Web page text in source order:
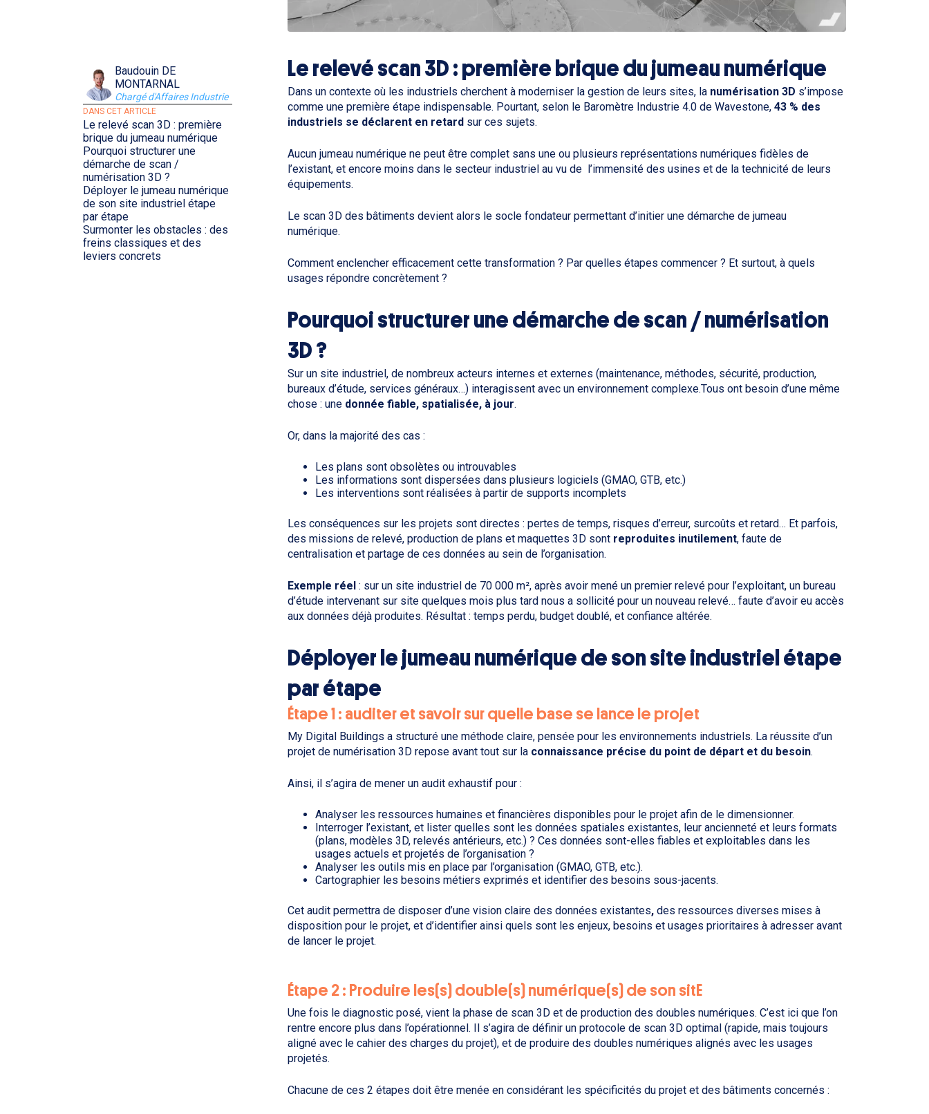
Baudouin DE
MONTARNAL
Chargé d'Affaires Industrie
DANS CET ARTICLE
Le relevé scan 3D : première
brique du jumeau numérique
Pourquoi structurer une
démarche de scan /
numérisation 3D ?
Déployer le jumeau numérique
de son site industriel étape
par étape
Surmonter les obstacles : des
freins classiques et des
leviers concrets
Le relevé scan 3D : première brique du jumeau numérique
Dans un contexte où les industriels cherchent à moderniser la gestion de leurs sites, la numérisation 3D s’impose
comme une première étape indispensable. Pourtant, selon le Baromètre Industrie 4.0 de Wavestone, 43 % des
industriels se déclarent en retard sur ces sujets.
Aucun jumeau numérique ne peut être complet sans une ou plusieurs représentations numériques fidèles de
l’existant, et encore moins dans le secteur industriel au vu de l’immensité des usines et de la technicité de leurs
équipements.
Le scan 3D des bâtiments devient alors le socle fondateur permettant d’initier une démarche de jumeau
numérique.
Comment enclencher efficacement cette transformation ? Par quelles étapes commencer ? Et surtout, à quels
usages répondre concrètement ?
Pourquoi structurer une démarche de scan / numérisation
3D ?
Sur un site industriel, de nombreux acteurs internes et externes (maintenance, méthodes, sécurité, production,
bureaux d’étude, services généraux…) interagissent avec un environnement complexe.Tous ont besoin d’une même
chose : une donnée fiable, spatialisée, à jour.
Or, dans la majorité des cas :
Les plans sont obsolètes ou introuvables
Les informations sont dispersées dans plusieurs logiciels (GMAO, GTB, etc.)
Les interventions sont réalisées à partir de supports incomplets
Les conséquences sur les projets sont directes : pertes de temps, risques d’erreur, surcoûts et retard… Et parfois,
des missions de relevé, production de plans et maquettes 3D sont reproduites inutilement, faute de
centralisation et partage de ces données au sein de l’organisation.
Exemple réel : sur un site industriel de 70 000 m², après avoir mené un premier relevé pour l’exploitant, un bureau
d’étude intervenant sur site quelques mois plus tard nous a sollicité pour un nouveau relevé… faute d’avoir eu accès
aux données déjà produites. Résultat : temps perdu, budget doublé, et confiance altérée.
Déployer le jumeau numérique de son site industriel étape
par étape
Étape 1 : auditer et savoir sur quelle base se lance le projet
My Digital Buildings a structuré une méthode claire, pensée pour les environnements industriels. La réussite d’un
projet de numérisation 3D repose avant tout sur la connaissance précise du point de départ et du besoin.
Ainsi, il s’agira de mener un audit exhaustif pour :
Analyser les ressources humaines et financières disponibles pour le projet afin de le dimensionner.
Interroger l’existant, et lister quelles sont les données spatiales existantes, leur ancienneté et leurs formats
(plans, modèles 3D, relevés antérieurs, etc.) ? Ces données sont-elles fiables et exploitables dans les
usages actuels et projetés de l’organisation ?
Analyser les outils mis en place par l’organisation (GMAO, GTB, etc.).
Cartographier les besoins métiers exprimés et identifier des besoins sous-jacents.
Cet audit permettra de disposer d’une vision claire des données existantes, des ressources diverses mises à
disposition pour le projet, et d’identifier ainsi quels sont les enjeux, besoins et usages prioritaires à adresser avant
de lancer le projet.
Étape 2 : Produire les(s) double(s) numérique(s) de son sitE
Une fois le diagnostic posé, vient la phase de scan 3D et de production des doubles numériques. C’est ici que l’on
rentre encore plus dans l’opérationnel. Il s’agira de définir un protocole de scan 3D optimal (rapide, mais toujours
aligné avec le cahier des charges du projet), et de produire des doubles numériques alignés avec les usages
projetés.
Chacune de ces 2 étapes doit être menée en considérant les spécificités du projet et des bâtiments concernés :